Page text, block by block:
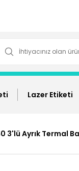
Lazer Etiketi
3'lü Ayrık Termal